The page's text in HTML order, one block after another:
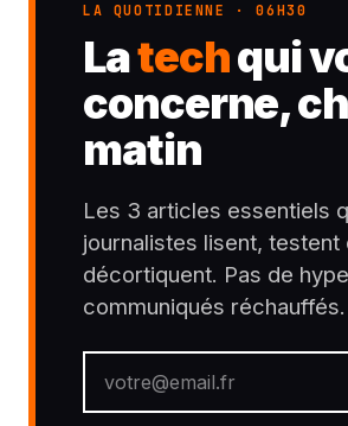
LA QUOTIDIENNE · 06H30
Latechqui
concerne,
matin
Les 3 articles essentiels
journalistes lisent, testent
décortiquent. Pas de
communiqués réchauffés.